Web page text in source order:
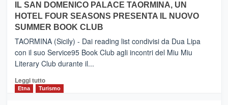
da
Neos
PIEDIMONTE
ETNEO
–
Meta
turistica
privilegiata
secondo
dati
di
IL SAN DOMENICO PALACE TAORMINA, UN
HOTEL FOUR SEASONS PRESENTA IL NUOVO
SUMMER BOOK CLUB
TAORMINA (Sicily) - Dai reading list condivisi da Dua Lipa
con il suo Service95 Book Club agli incontri del Miu Miu
Literary Club durante il...
Leggi tuttoLeggi
di
Etna Turismo